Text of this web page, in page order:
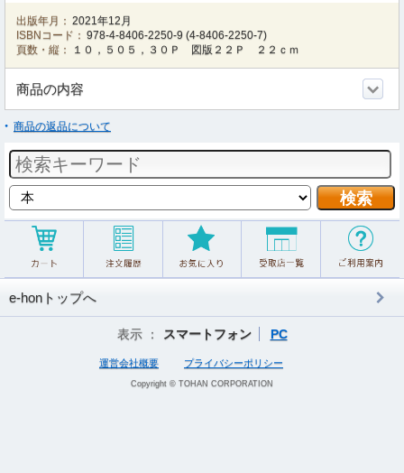
出版年月： 2021年12月
ISBNコード： 978-4-8406-2250-9 (4-8406-2250-7)
頁数・縦：
１０，５０５，３０Ｐ 図版２２Ｐ ２２ｃｍ
商品の内容
商品の返品について
e-honトップへ
表示 ： スマートフォン PC
運営会社概要 プライバシーポリシー
Copyright © TOHAN CORPORATION